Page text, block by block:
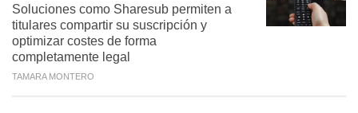
Soluciones como Sharesub permiten a
titulares compartir su suscripción y
optimizar costes de forma
completamente legal
TAMARA MONTERO